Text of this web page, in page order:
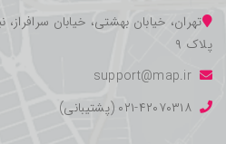
تهران، خیابان بهشتی، خیابان
پلاک ۹